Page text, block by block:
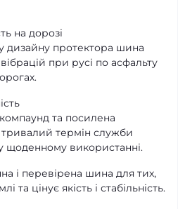
на дорозі
дизайну протектора шина
при русі по асфальту
та посилена
тривалий термін служби
щоденному використанні.
і перевірена шина для тих,
та цінує якість і стабільність.